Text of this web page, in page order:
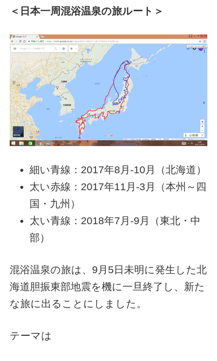
＜日本一周混浴温泉の旅ルート＞
細い青線：2017年8月-10月（北海道）
太い赤線：2017年11月-3月（本州～四
国・九州）
太い青線：2018年7月-9月（東北・中
部）
混浴温泉の旅は、9月5日未明に発生した北
海道胆振東部地震を機に一旦終了し、新た
な旅に出ることにしました。
テーマは